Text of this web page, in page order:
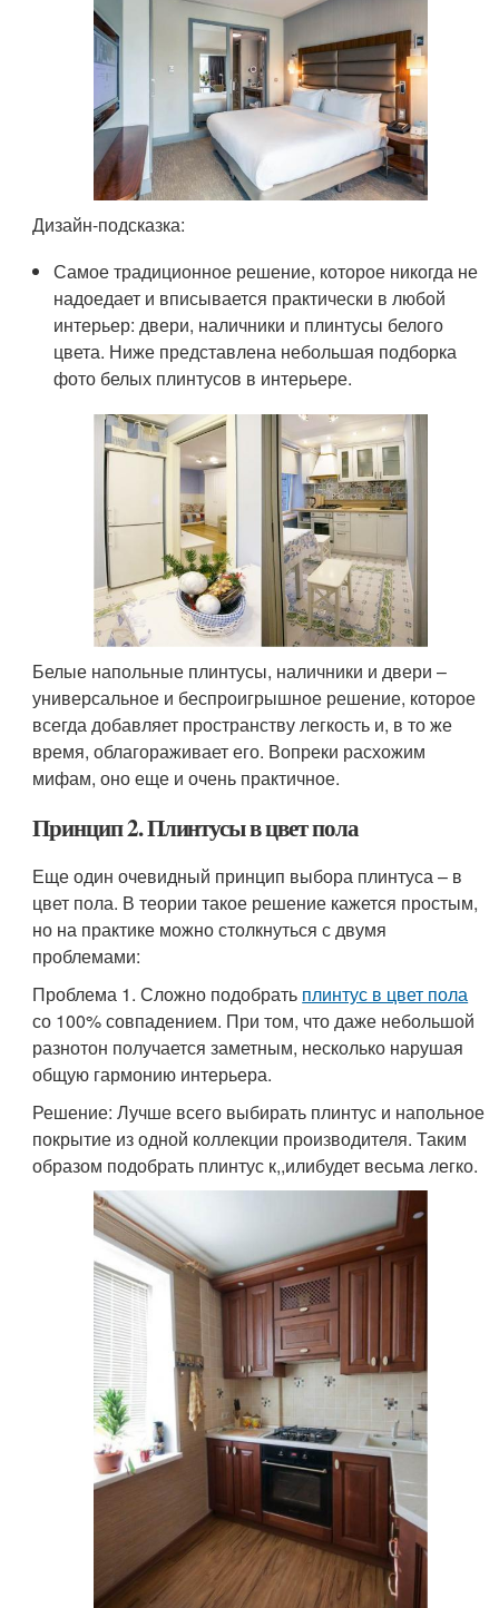
Дизайн-подсказка:
Самое традиционное решение, которое никогда не
надоедает и вписывается практически в любой
интерьер: двери, наличники и плинтусы белого
цвета. Ниже представлена небольшая подборка
фото белых плинтусов в интерьере.
Белые напольные плинтусы, наличники и двери –
универсальное и беспроигрышное решение, которое
всегда добавляет пространству легкость и, в то же
время, облагораживает его. Вопреки расхожим
мифам, оно еще и очень практичное.
Принцип 2. Плинтусы в цвет пола
Еще один очевидный принцип выбора плинтуса – в
цвет пола. В теории такое решение кажется простым,
но на практике можно столкнуться с двумя
проблемами:
Проблема 1. Сложно подобрать плинтус в цвет пола
со 100% совпадением. При том, что даже небольшой
разнотон получается заметным, несколько нарушая
общую гармонию интерьера.
Решение: Лучше всего выбирать плинтус и напольное
покрытие из одной коллекции производителя. Таким
образом подобрать плинтус к,,илибудет весьма легко.